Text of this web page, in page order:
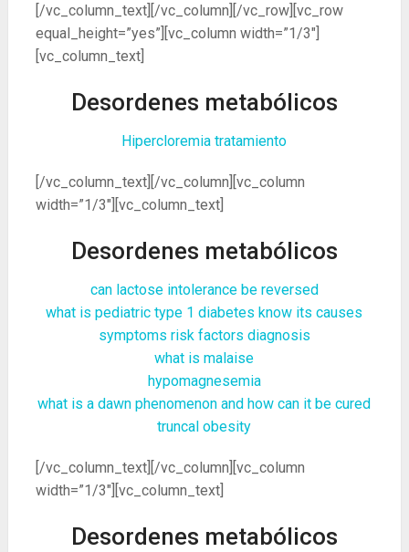
[/vc_column_text][/vc_column][/vc_row][vc_row
equal_height=”yes”][vc_column width=”1/3″]
[vc_column_text]
Desordenes metabólicos
Hipercloremia tratamiento
[/vc_column_text][/vc_column][vc_column
width=”1/3″][vc_column_text]
Desordenes metabólicos
can lactose intolerance be reversed
what is pediatric type 1 diabetes know its causes
symptoms risk factors diagnosis
what is malaise
hypomagnesemia
what is a dawn phenomenon and how can it be cured
truncal obesity
[/vc_column_text][/vc_column][vc_column
width=”1/3″][vc_column_text]
Desordenes metabólicos